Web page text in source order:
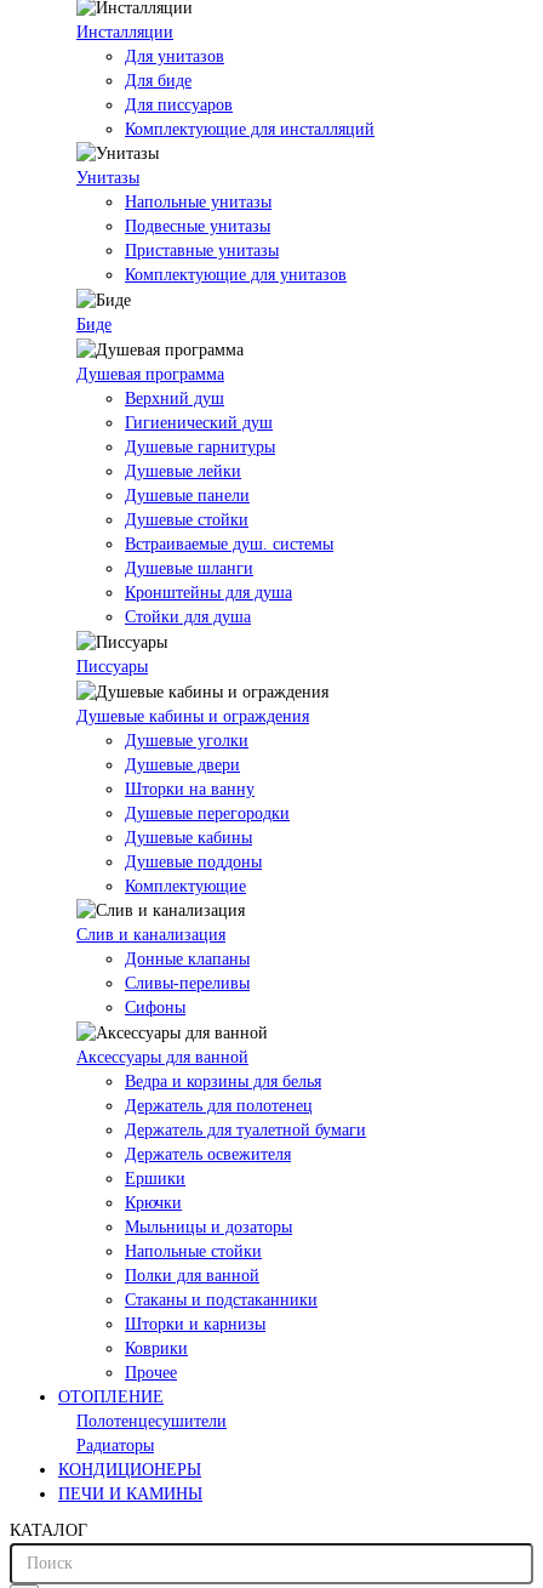
Инсталляции
Для унитазов
Для биде
Для писсуаров
Комплектующие для инсталляций
Унитазы
Напольные унитазы
Подвесные унитазы
Приставные унитазы
Комплектующие для унитазов
Биде
Душевая программа
Верхний душ
Гигиенический душ
Душевые гарнитуры
Душевые лейки
Душевые панели
Душевые стойки
Встраиваемые душ. системы
Душевые шланги
Кронштейны для душа
Стойки для душа
Писсуары
Душевые кабины и ограждения
Душевые уголки
Душевые двери
Шторки на ванну
Душевые перегородки
Душевые кабины
Душевые поддоны
Комплектующие
Слив и канализация
Донные клапаны
Сливы-переливы
Сифоны
Аксессуары для ванной
Ведра и корзины для белья
Держатель для полотенец
Держатель для туалетной бумаги
Держатель освежителя
Ершики
Крючки
Мыльницы и дозаторы
Напольные стойки
Полки для ванной
Стаканы и подстаканники
Шторки и карнизы
Коврики
Прочее
ОТОПЛЕНИЕ
Полотенцесушители
Радиаторы
КОНДИЦИОНЕРЫ
ПЕЧИ И КАМИНЫ
КАТАЛОГ